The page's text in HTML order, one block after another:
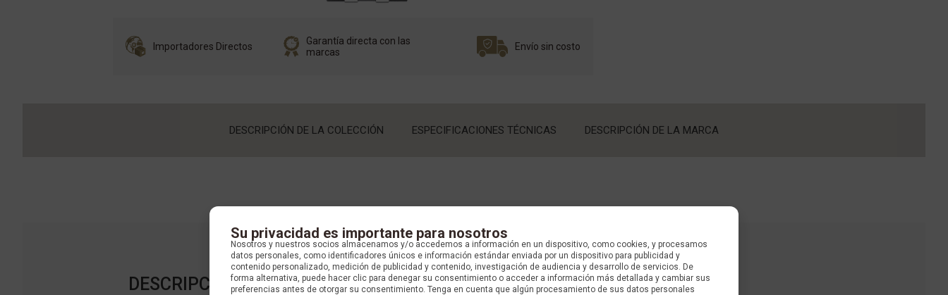
Importadores Directos
Garantía directa con las
marcas
Envío sin costo
DESCRIPCIÓN DE LA COLECCIÓN ESPECIFICACIONES TÉCNICAS DESCRIPCIÓN DE LA MARCA
DESCRIPCIÓN DE LA COLECCIÓN
Su privacidad es importante para nosotros
Nosotros y nuestros socios almacenamos y/o accedemos a información en un dispositivo, como cookies, y procesamos
datos personales, como identificadores únicos e información estándar enviada por un dispositivo para publicidad y
contenido personalizado, medición de publicidad y contenido, investigación de audiencia y desarrollo de servicios. De
forma alternativa, puede hacer clic para denegar su consentimiento o acceder a información más detallada y cambiar sus
preferencias antes de otorgar su consentimiento. Tenga en cuenta que algún procesamiento de sus datos personales